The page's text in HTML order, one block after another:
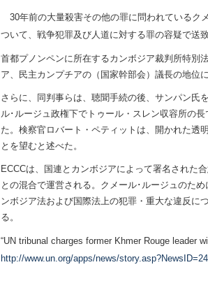
30年前の大量殺害その他の罪に問われているク
ついて、戦争犯罪及び人道に対する罪の容疑で送
首都プノンペンに所在するカンボジア裁判所特別
ア、民主カンプチアの（国家幹部会）議長の地位
さらに、同判事らは、聴聞手続の後、サンパン氏
ル･ルージュ政権下でトゥール・スレン収容所の
た。検察官ロバート・ペティットは、開かれた透
とを望むと述べた。
ECCCは、国連とカンボジアによって署名された
との混合で運営される。クメール･ルージュのた
ンボジア法および国際法上の犯罪・重大な違反に
る。
“UN tribunal charges former Khmer Rouge leader
http://www.un.org/apps/news/